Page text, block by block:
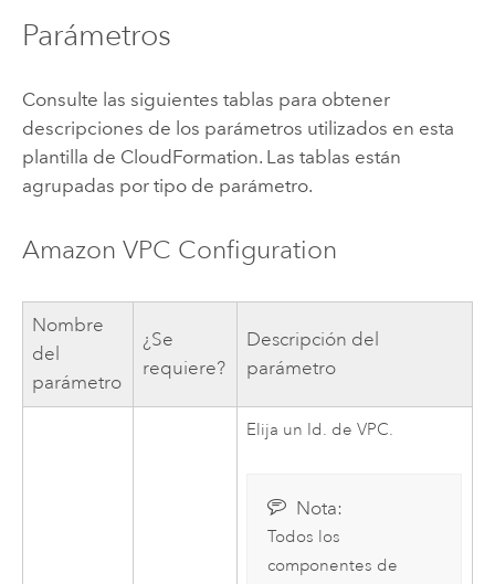
Parámetros
Consulte las siguientes tablas para obtener
descripciones de los parámetros utilizados en esta
plantilla de CloudFormation. Las tablas están
agrupadas por tipo de parámetro.
Amazon VPC Configuration
Nombre
del
parámetro
¿Se
requiere?
Descripción del
parámetro
Elija un Id. deVPC.
Nota:
Todos los
componentes de